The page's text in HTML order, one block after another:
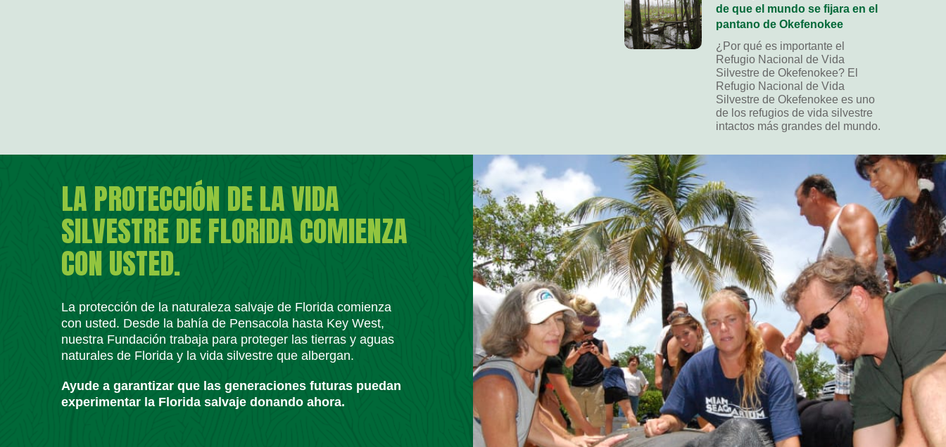
de que el mundo se fijara en el
pantano de Okefenokee
¿Por qué es importante el
Refugio Nacional de Vida
Silvestre de Okefenokee? El
Refugio Nacional de Vida
Silvestre de Okefenokee es uno
de los refugios de vida silvestre
intactos más grandes del mundo.
LA PROTECCIÓN DE LA VIDA
SILVESTRE DE FLORIDA COMIENZA
CON USTED.
La protección de la naturaleza salvaje de Florida comienza
con usted. Desde la bahía de Pensacola hasta Key West,
nuestra Fundación trabaja para proteger las tierras y aguas
naturales de Florida y la vida silvestre que albergan.
Ayude a garantizar que las generaciones futuras puedan
experimentar la Florida salvaje donando ahora.